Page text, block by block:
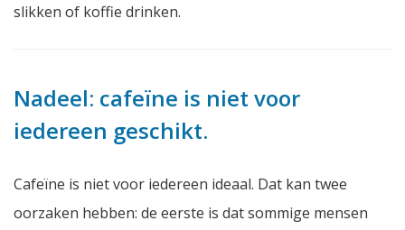
slikken of koffie drinken.
Nadeel: cafeïne is niet voor
iedereen geschikt.
Cafeïne is niet voor iedereen ideaal. Dat kan twee
oorzaken hebben: de eerste is dat sommige mensen